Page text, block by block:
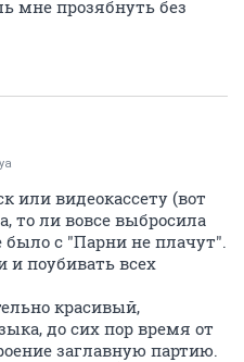
мне прозябнуть без
или видеокассету (вот
то ли вовсе выбросила
было с "Парни не плачут".
и поубивать всех
красивый,
до сих пор время от
заглавную партию.